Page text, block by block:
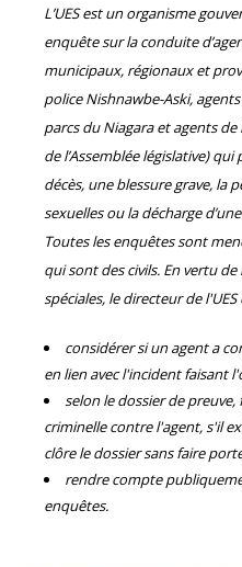
L’UES est un organisme
enquête sur la conduite
municipaux, régionaux et
police Nishnawbe-Aski,
parcs du Niagara et agents
de l’Assemblée législative)
décès, une blessure grave, la
sexuelles ou la décharge
Toutes les enquêtes sont
qui sont des civils. En vertu
spéciales, le directeur de l'UES
considérer si un agent a
en lien avec l'incident faisant
selon le dossier de
criminelle contre l'agent, s'il
clôre le dossier sans faire
rendre compte
enquêtes.